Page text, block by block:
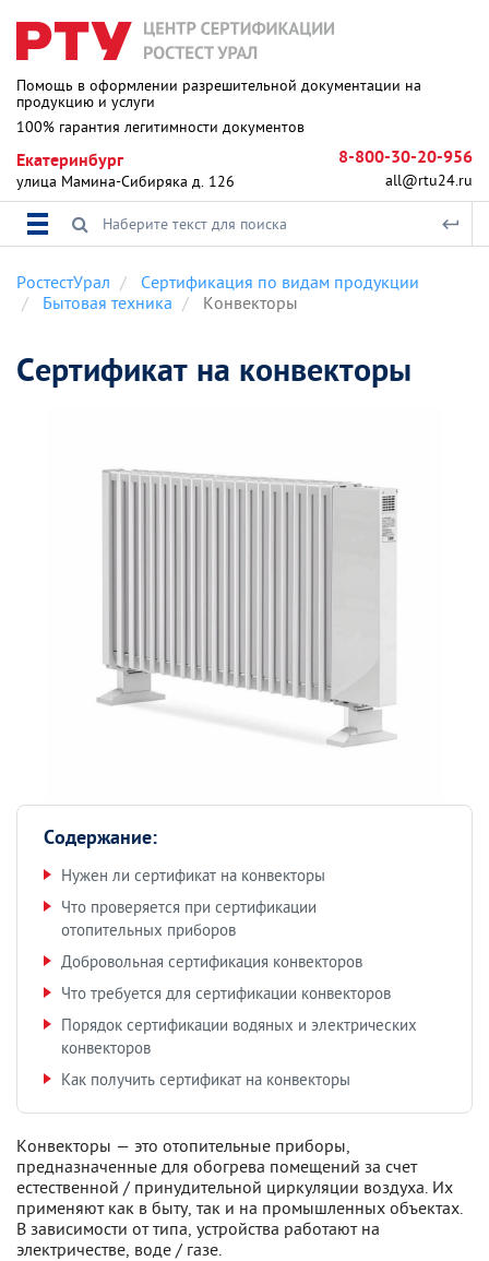
Помощь в оформлении разрешительной документации на
продукцию и услуги
100% гарантия легитимности документов
Екатеринбург
улица Мамина-Сибиряка д. 126
8-800-30-20-956
all@rtu24.ru
РостестУрал
Сертификация по видам продукции
Бытовая техника
Конвекторы
Сертификат на конвекторы
Содержание:
Нужен ли сертификат на конвекторы
Что проверяется при сертификации
отопительных приборов
Добровольная сертификация конвекторов
Что требуется для сертификации конвекторов
Порядок сертификации водяных и электрических
конвекторов
Как получить сертификат на конвекторы
Конвекторы — это отопительные приборы,
предназначенные для обогрева помещений за счет
естественной / принудительной циркуляции воздуха. Их
применяют как в быту, так и на промышленных объектах.
В зависимости от типа, устройства работают на
электричестве, воде / газе.